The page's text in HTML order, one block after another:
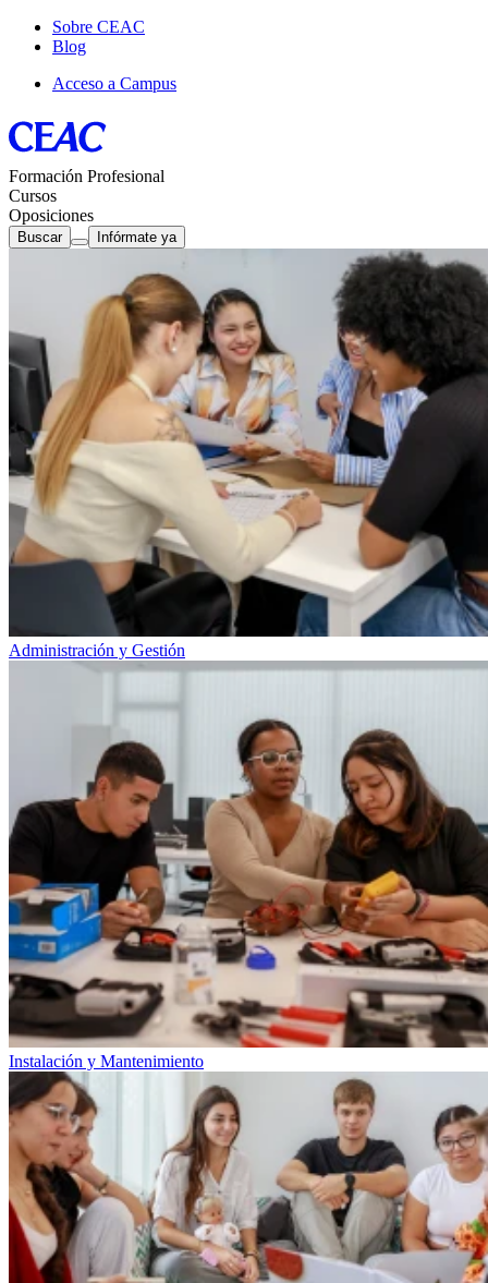
Sobre CEAC
Blog
Acceso a Campus
Formación Profesional
Cursos
Oposiciones
Buscar Infórmate ya
Administración y Gestión
Instalación y Mantenimiento